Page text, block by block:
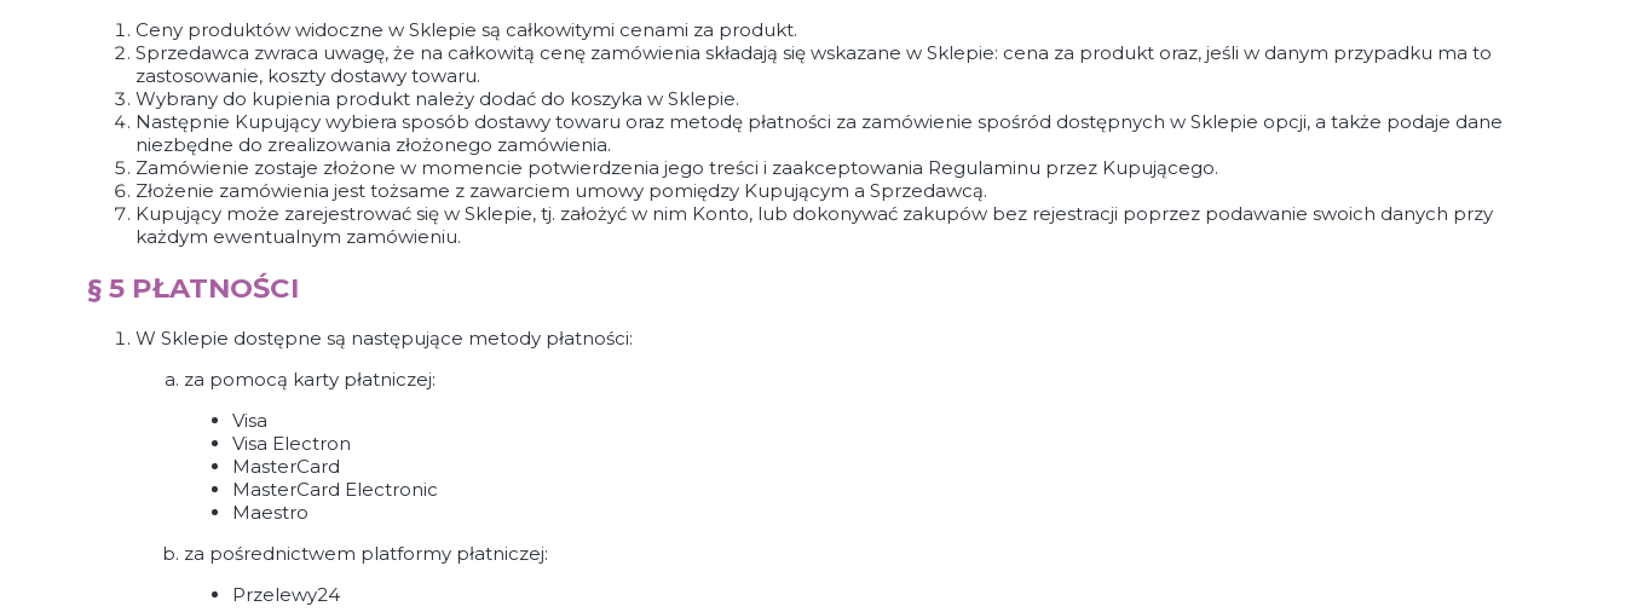
Ceny produktów widoczne w Sklepie są całkowitymi cenami za produkt.
Sprzedawca zwraca uwagę, że na całkowitą cenę zamówienia składają się wskazane w Sklepie: cena za produkt oraz, jeśli w danym przypadku ma to
zastosowanie, koszty dostawy towaru.
Wybrany do kupienia produkt należy dodać do koszyka w Sklepie.
Następnie Kupujący wybiera sposób dostawy towaru oraz metodę płatności za zamówienie spośród dostępnych w Sklepie opcji, a także podaje dane
niezbędne do zrealizowania złożonego zamówienia.
Zamówienie zostaje złożone w momencie potwierdzenia jego treści i zaakceptowania Regulaminu przez Kupującego.
Złożenie zamówienia jest tożsame z zawarciem umowy pomiędzy Kupującym a Sprzedawcą.
Kupujący może zarejestrować się w Sklepie, tj. założyć w nim Konto, lub dokonywać zakupów bez rejestracji poprzez podawanie swoich danych przy
każdym ewentualnym zamówieniu.
§ 5 PŁATNOŚCI
W Sklepie dostępne są następujące metody płatności:
za pomocą karty płatniczej:
Visa
Visa Electron
MasterCard
MasterCard Electronic
Maestro
za pośrednictwem platformy płatniczej:
Przelewy24